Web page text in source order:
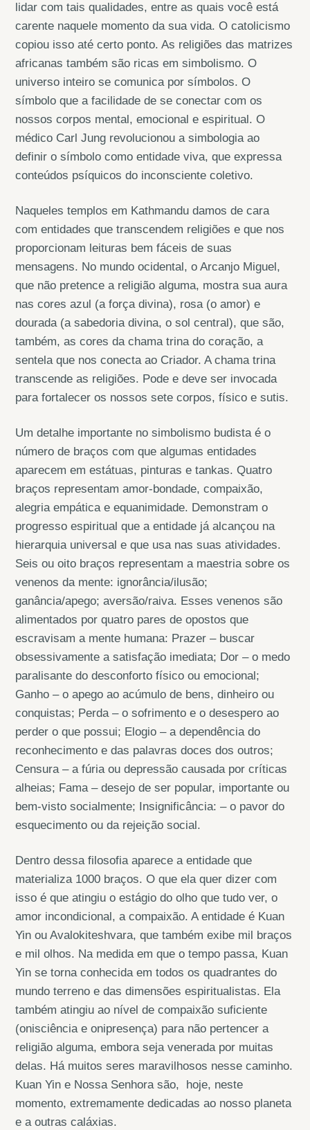
lidar com tais qualidades, entre as quais você está
carente naquele momento da sua vida. O catolicismo
copiou isso até certo ponto. As religiões das matrizes
africanas também são ricas em simbolismo. O
universo inteiro se comunica por símbolos. O
símbolo que a facilidade de se conectar com os
nossos corpos mental, emocional e espiritual. O
médico Carl Jung revolucionou a simbologia ao
definir o símbolo como entidade viva, que expressa
conteúdos psíquicos do inconsciente coletivo.
Naqueles templos em Kathmandu damos de cara
com entidades que transcendem religiões e que nos
proporcionam leituras bem fáceis de suas
mensagens. No mundo ocidental, o Arcanjo Miguel,
que não pretence a religião alguma, mostra sua aura
nas cores azul (a força divina), rosa (o amor) e
dourada (a sabedoria divina, o sol central), que são,
também, as cores da chama trina do coração, a
sentela que nos conecta ao Criador. A chama trina
transcende as religiões. Pode e deve ser invocada
para fortalecer os nossos sete corpos, físico e sutis.
Um detalhe importante no simbolismo budista é o
número de braços com que algumas entidades
aparecem em estátuas, pinturas e tankas. Quatro
braços representam amor-bondade, compaixão,
alegria empática e equanimidade. Demonstram o
progresso espiritual que a entidade já alcançou na
hierarquia universal e que usa nas suas atividades.
Seis ou oito braços representam a maestria sobre os
venenos da mente: ignorância/ilusão;
ganância/apego; aversão/raiva. Esses venenos são
alimentados por quatro pares de opostos que
escravisam a mente humana: Prazer – buscar
obsessivamente a satisfação imediata; Dor – o medo
paralisante do desconforto físico ou emocional;
Ganho – o apego ao acúmulo de bens, dinheiro ou
conquistas; Perda – o sofrimento e o desespero ao
perder o que possui; Elogio – a dependência do
reconhecimento e das palavras doces dos outros;
Censura – a fúria ou depressão causada por críticas
alheias; Fama – desejo de ser popular, importante ou
bem-visto socialmente; Insignificância: – o pavor do
esquecimento ou da rejeição social.
Dentro dessa filosofia aparece a entidade que
materializa 1000 braços. O que ela quer dizer com
isso é que atingiu o estágio do olho que tudo ver, o
amor incondicional, a compaixão. A entidade é Kuan
Yin ou Avalokiteshvara, que também exibe mil braços
e mil olhos. Na medida em que o tempo passa, Kuan
Yin se torna conhecida em todos os quadrantes do
mundo terreno e das dimensões espiritualistas. Ela
também atingiu ao nível de compaixão suficiente
(onisciência e onipresença) para não pertencer a
religião alguma, embora seja venerada por muitas
delas. Há muitos seres maravilhosos nesse caminho.
Kuan Yin e Nossa Senhora são, hoje, neste
momento, extremamente dedicadas ao nosso planeta
e a outras caláxias.